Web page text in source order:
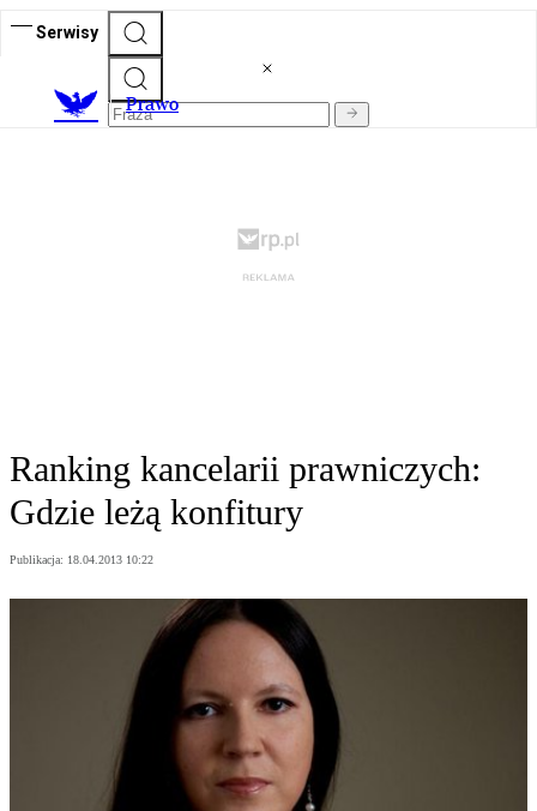
Serwisy
Prawo
Ranking kancelarii prawniczych:
Gdzie leżą konfitury
Publikacja: 18.04.2013 10:22